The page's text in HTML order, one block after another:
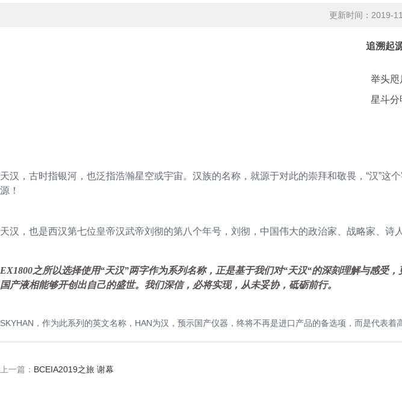
更新时间：
追溯起
举头咫
星斗分
天汉，古时指银河，也泛指浩瀚星空或宇宙。汉族的名称，就源于对此的崇拜和敬畏，“汉”
源！
天汉，也是西汉第七位皇帝汉武帝刘彻的第八个年号，刘彻，中国伟大的政治家、战略家、诗人
EX1800之所以选择使用“天汉”两字作为系列名称，正是基于我们对“天汉“的深刻理解与感
国产液相能够开创出自己的盛世。我们深信，必将实现，从未妥协，砥砺前行。
SKYHAN，作为此系列的英文名称，HAN为汉，预示国产仪器，终将不再是进口产品的备选项，而是代表着
上一篇： BCEIA2019之旅 谢幕